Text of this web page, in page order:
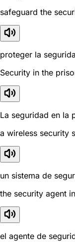
safeguard the
proteger la
Security in the
La seguridad en la
a wireless security
un sistema de
the security agent
el agente de